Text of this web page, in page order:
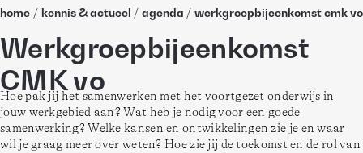
home / kennis & actueel / agenda / werkgroepbijeenkomst cmk vo
Werkgroepbijeenkomst
CMK vo
Hoe pak jij het samenwerken met het voortgezet onderwijs in
jouw werkgebied aan? Wat heb je nodig voor een goede
samenwerking? Welke kansen en ontwikkelingen zie je en waar
wil je graag meer over weten? Hoe zie jij de toekomst en de rol van